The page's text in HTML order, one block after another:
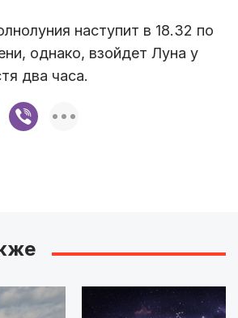
наступит в 18.32 по
однако, взойдет Луна у
два часа.